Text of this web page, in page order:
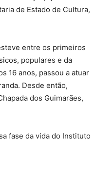
de Estado de Cultura,
entre os primeiros
populares e da
16 anos, passou a atuar
Desde então,
dos Guimarães,
fase da vida do Instituto